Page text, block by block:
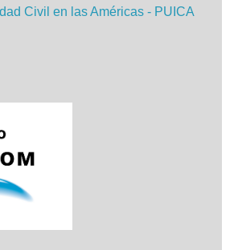
Civil en las Américas - PUICA